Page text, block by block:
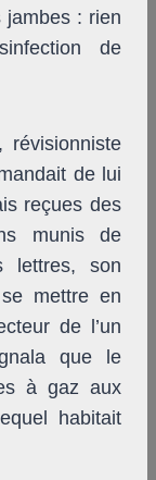
jambes : rien
de
de lui
reçues des
munis de
lettres, son
mettre en
de l’un
que le
à gaz aux
habitait